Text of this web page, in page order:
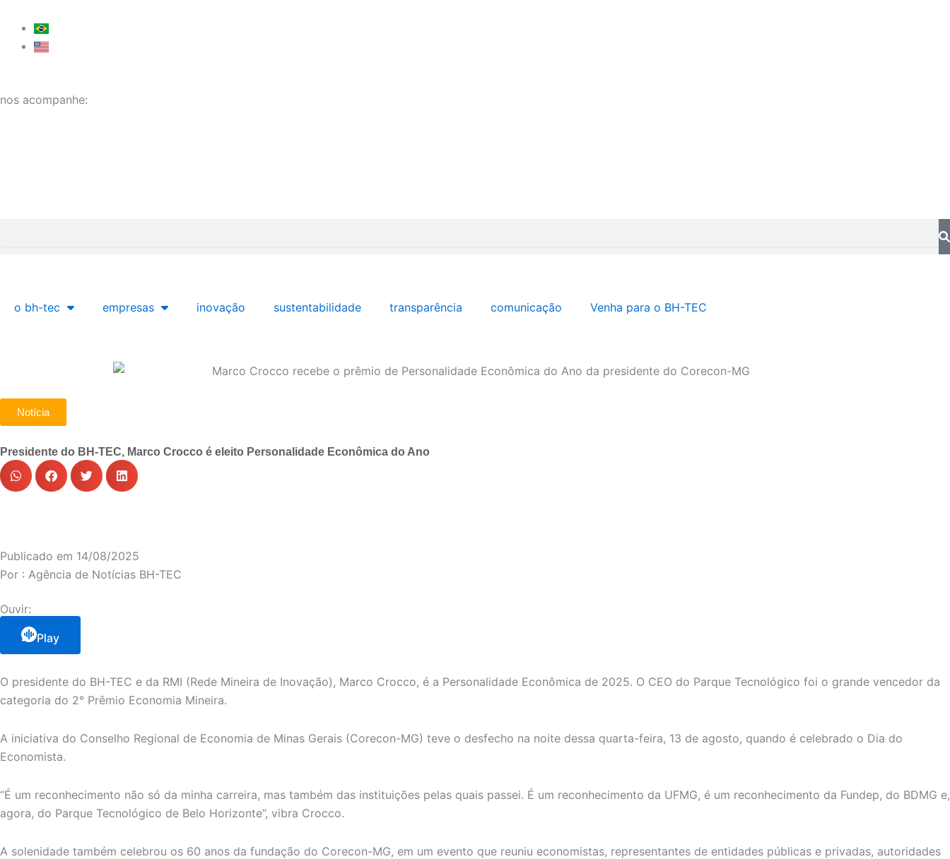
para
nos acompanhe:
o bh-tec empresas inovação sustentabilidade transparência comunicação Venha para o BH-TEC
Notícia
Presidente do BH-TEC, Marco Crocco é eleito Personalidade Econômica do Ano
Publicado em 14/08/2025
Por : Agência de Notícias BH-TEC
Ouvir:
Play
O presidente do BH-TEC e da RMI (Rede Mineira de Inovação), Marco Crocco, é a Personalidade Econômica de 2025. O CEO do Parque Tecnológico foi o grande vencedor da
categoria do 2° Prêmio Economia Mineira.
A iniciativa do Conselho Regional de Economia de Minas Gerais (Corecon-MG) teve o desfecho na noite dessa quarta-feira, 13 de agosto, quando é celebrado o Dia do
Economista.
“É um reconhecimento não só da minha carreira, mas também das instituições pelas quais passei. É um reconhecimento da UFMG, é um reconhecimento da Fundep, do BDMG e,
agora, do Parque Tecnológico de Belo Horizonte”, vibra Crocco.
A solenidade também celebrou os 60 anos da fundação do Corecon-MG, em um evento que reuniu economistas, representantes de entidades públicas e privadas, autoridades